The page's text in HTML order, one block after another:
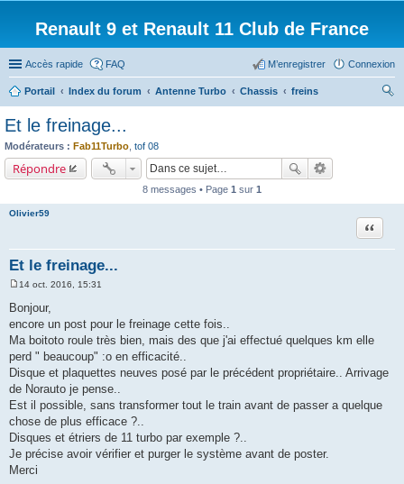
Renault 9 et Renault 11 Club de France
Accès rapide FAQ Connexion
M’enregistrer
Portail Index du forum Antenne Turbo Chassis
freins
Et le freinage...
Modérateurs : Fab11Turbo tof 08
Répondre
8 messages • Page 1 sur 1
Olivier59
Et le freinage...
Citation
s
s
g
e
14 oct. 2016, 15:31
Bonjour,
encore un post pour le freinage cette fois..
Ma boitoto roule très bien, mais des que j'ai effectué quelques km elle
perd " beaucoup" :o en efficacité..
Disque et plaquettes neuves posé par le précédent propriétaire.. Arrivage
de Norauto je pense..
Est il possible, sans transformer tout le train avant de passer a quelque
chose de plus efficace ?..
Disques et étriers de 11 turbo par exemple ?..
Je précise avoir vérifier et purger le système avant de poster.
Merci